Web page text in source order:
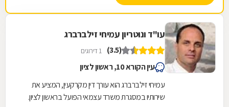
עו"ד ונוטריון עמיחי זילברברג
(3.5) 1 דירוגים
עין הקורא 10, ראשון לציון
עמיחי זילברברג הוא עורך דין מקרקעין, המציע את
שירותיו במסגרת משרד עצמאי הפועל בראשון לציון.